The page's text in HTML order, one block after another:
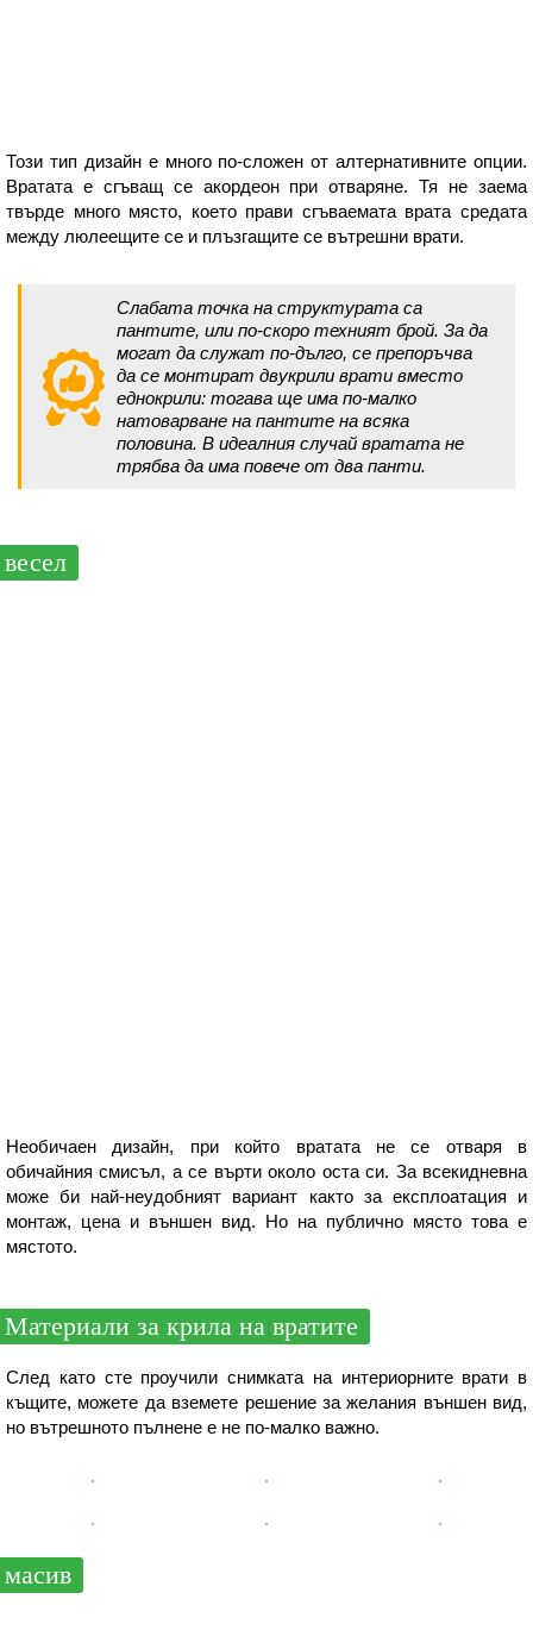
Този тип дизайн е много по-сложен от алтернативните опции.
Вратата е сгъващ се акордеон при отваряне. Тя не заема
твърде много място, което прави сгъваемата врата средата
между люлеещите се и плъзгащите се вътрешни врати.
Слабата точка на структурата са
пантите, или по-скоро техният брой. За да
могат да служат по-дълго, се препоръчва
да се монтират двукрили врати вместо
еднокрили: тогава ще има по-малко
натоварване на пантите на всяка
половина. В идеалния случай вратата не
трябва да има повече от два панти.
весел
Необичаен дизайн, при който вратата не се отваря в
обичайния смисъл, а се върти около оста си. За всекидневна
може би най-неудобният вариант както за експлоатация и
монтаж, цена и външен вид. Но на публично място това е
мястото.
Материали за крила на вратите
След като сте проучили снимката на интериорните врати в
къщите, можете да вземете решение за желания външен вид,
но вътрешното пълнене е не по-малко важно.
масив